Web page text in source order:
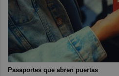
Pasaportes que abren puertas